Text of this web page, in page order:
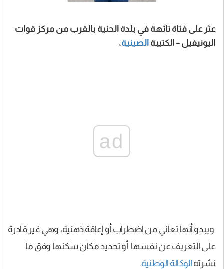
عثر على فتاة تائهة في بلدة الحنية بالقرب من مركز قوات
اليونيفيل – الكتيبة الصينية،
ad
ويبدو أنها تعاني من اضطراب أو إعاقة ذهنية، وهي غير قادرة
على التعريف عن نفسها أو تحديد مكان سكنها وفق ما
نشرته الوكالة الوطنية.